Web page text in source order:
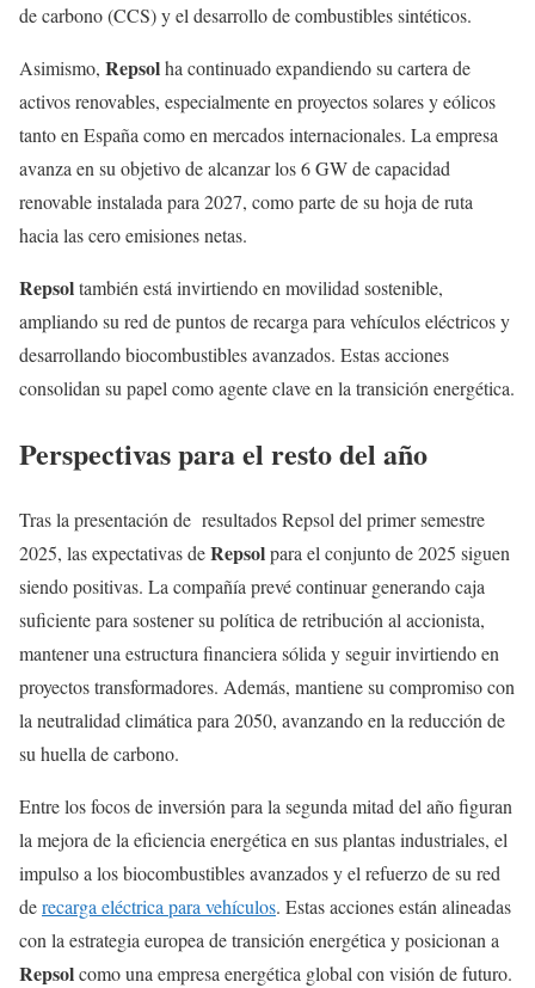
de carbono (CCS) y el desarrollo de combustibles sintéticos.
Asimismo, Repsolha continuado expandiendo su cartera de
activos renovables, especialmente en proyectos solares y eólicos
tanto en España como en mercados internacionales. La empresa
avanza en su objetivo de alcanzar los 6 GW de capacidad
renovable instalada para 2027, como parte de su hoja de ruta
hacia las cero emisiones netas.
Repsoltambién está invirtiendo en movilidad sostenible,
ampliando su red de puntos de recarga para vehículos eléctricos y
desarrollando biocombustibles avanzados. Estas acciones
consolidan su papel como agente clave en la transición energética.
Perspectivas para el resto del año
Tras la presentación de resultados Repsol del primer semestre
2025, las expectativas deRepsolpara el conjunto de 2025 siguen
siendo positivas. La compañía prevé continuar generando caja
suficiente para sostener su política de retribución al accionista,
mantener una estructura financiera sólida y seguir invirtiendo en
proyectos transformadores. Además, mantiene su compromiso con
la neutralidad climática para 2050, avanzando en la reducción de
su huella de carbono.
Entre los focos de inversión para la segunda mitad del año figuran
la mejora de la eficiencia energética en sus plantas industriales, el
impulso a los biocombustibles avanzados y el refuerzo de su red
derecarga eléctrica para vehículos. Estas acciones están alineadas
con la estrategia europea de transición energética y posicionan a
Repsolcomo una empresa energética global con visión de futuro.